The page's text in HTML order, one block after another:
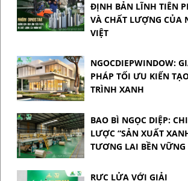
ĐỊNH BẢN LĨNH TIÊN
VÀ CHẤT LƯỢNG CỦA
VIỆT
NGOCDIEPWINDOW:
PHÁP TỐI ƯU KIẾN
TRÌNH XANH
BAO BÌ NGỌC DIỆP:
LƯỢC “SẢN XUẤT
TƯƠNG LAI BỀN VỮNG
RỰC LỬA VỚI GIẢI